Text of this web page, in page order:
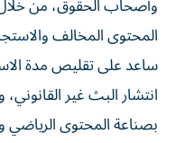
المحتوى المخالف
ساعد على تقليص مدة
انتشار البث غير
بصناعة المحتوى الرياضي